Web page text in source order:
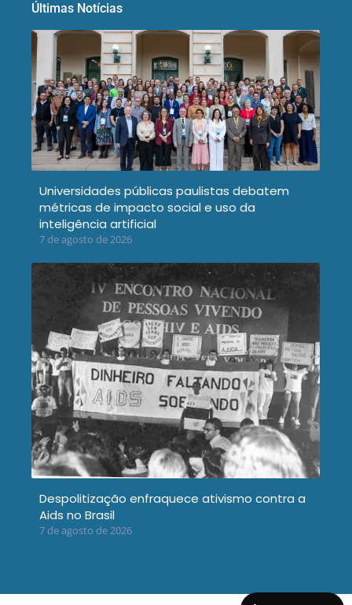
Últimas Notícias
Universidades públicas paulistas debatem
métricas de impacto social e uso da
inteligência artificial
7 de agosto de 2026
Despolitização enfraquece ativismo contra a
Aids no Brasil
7 de agosto de 2026